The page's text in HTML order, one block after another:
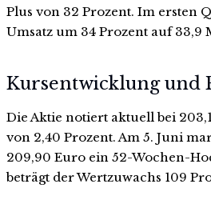
Plus von 32 Prozent. Im ersten
Umsatz um 34 Prozent auf
Kursentwicklung und
Die Aktie notiert aktuell bei
von 2,40 Prozent. Am 5. Juni
209,90 Euro ein 52-Wochen-
beträgt der Wertzuwachs 109